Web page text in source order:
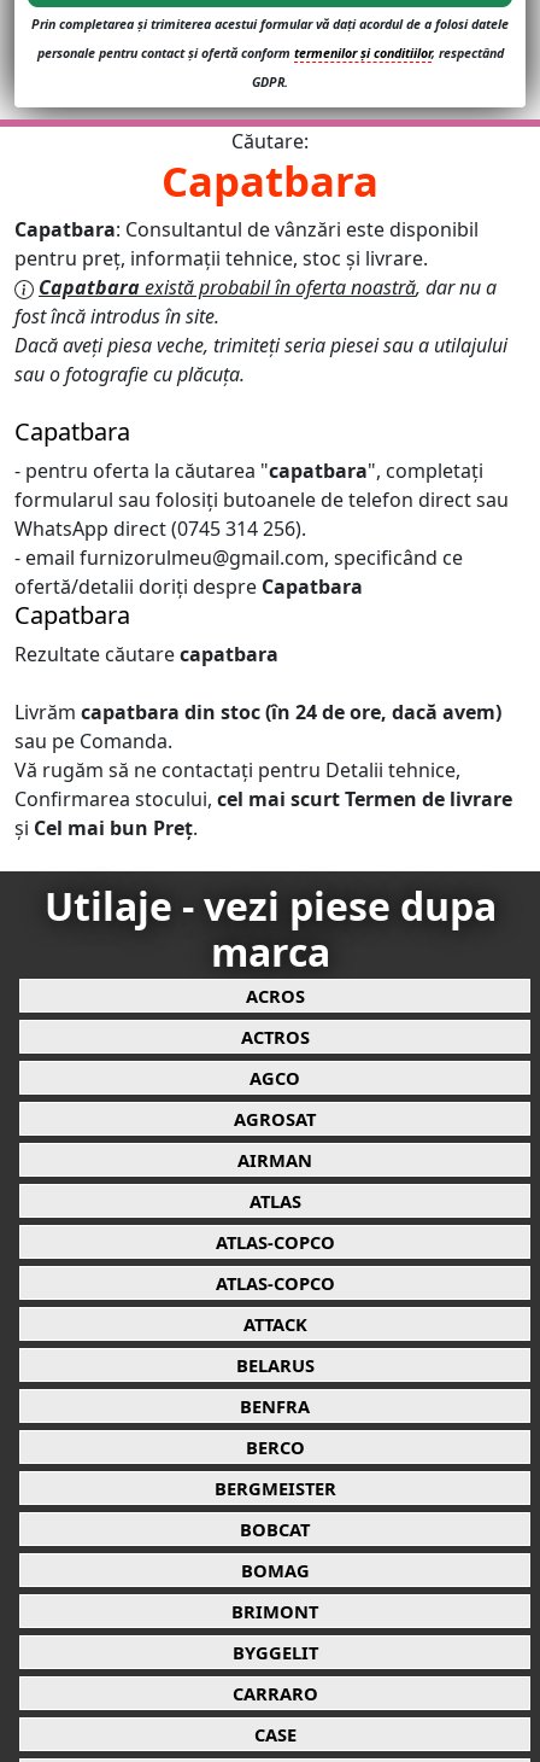
Prin completarea și trimiterea acestui formular vă dați acordul de a folosi datele
personale pentru contact și ofertă conform termenilor și conditiilor, respectând
GDPR.
Căutare:
Capatbara
Capatbara: Consultantul de vânzări este disponibil
pentru preț, informații tehnice, stoc și livrare.
Capatbaraexistă probabil în oferta noastră, dar nu a
fost încă introdus în site.
Dacă aveți piesa veche, trimiteți seria piesei sau a utilajului
sau o fotografie cu plăcuța.
Capatbara
- pentru oferta la căutarea "capatbara", completați
formularul sau folosiți butoanele de telefon direct sau
WhatsApp direct (0745 314 256).
- email furnizorulmeu@gmail.com, specificând ce
ofertă/detalii doriți despre Capatbara
Capatbara
Rezultate căutarecapatbara
Livrăm capatbara din stoc (în 24 de ore, dacă avem)
sau pe Comanda.
Vă rugăm să ne contactați pentru Detalii tehnice,
Confirmarea stocului, cel mai scurt Termen de livrare
și Cel mai bun Preț.
Utilaje - vezi piese dupa
marca
ACROS
ACTROS
AGCO
AGROSAT
AIRMAN
ATLAS
ATLAS-COPCO
ATLAS-COPCO
ATTACK
BELARUS
BENFRA
BERCO
BERGMEISTER
BOBCAT
BOMAG
BRIMONT
BYGGELIT
CARRARO
CASE